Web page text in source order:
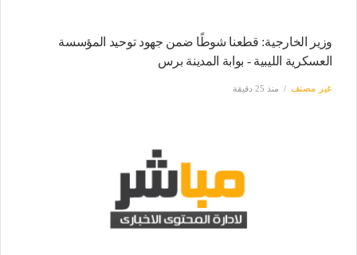
وزير الخارجية: قطعنا شوطًا ضمن جهود توحيد المؤسسة
العسكرية الليبية - بوابة المدينة برس
غير مصنف منذ 25 دقيقة